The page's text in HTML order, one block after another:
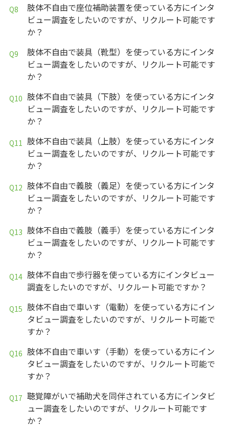
肢体不自由で座位補助装置を使っている方にインタ
ビュー調査をしたいのですが、リクルート可能です
か？
肢体不自由で装具（靴型）を使っている方にインタ
ビュー調査をしたいのですが、リクルート可能です
か？
肢体不自由で装具（下肢）を使っている方にインタ
ビュー調査をしたいのですが、リクルート可能です
か？
肢体不自由で装具（上肢）を使っている方にインタ
ビュー調査をしたいのですが、リクルート可能です
か？
肢体不自由で義肢（義足）を使っている方にインタ
ビュー調査をしたいのですが、リクルート可能です
か？
肢体不自由で義肢（義手）を使っている方にインタ
ビュー調査をしたいのですが、リクルート可能です
か？
肢体不自由で歩行器を使っている方にインタビュー
調査をしたいのですが、リクルート可能ですか？
肢体不自由で車いす（電動）を使っている方にイン
タビュー調査をしたいのですが、リクルート可能で
すか？
肢体不自由で車いす（手動）を使っている方にイン
タビュー調査をしたいのですが、リクルート可能で
すか？
聴覚障がいで補助犬を同伴されている方にインタビ
ュー調査をしたいのですが、リクルート可能です
か？